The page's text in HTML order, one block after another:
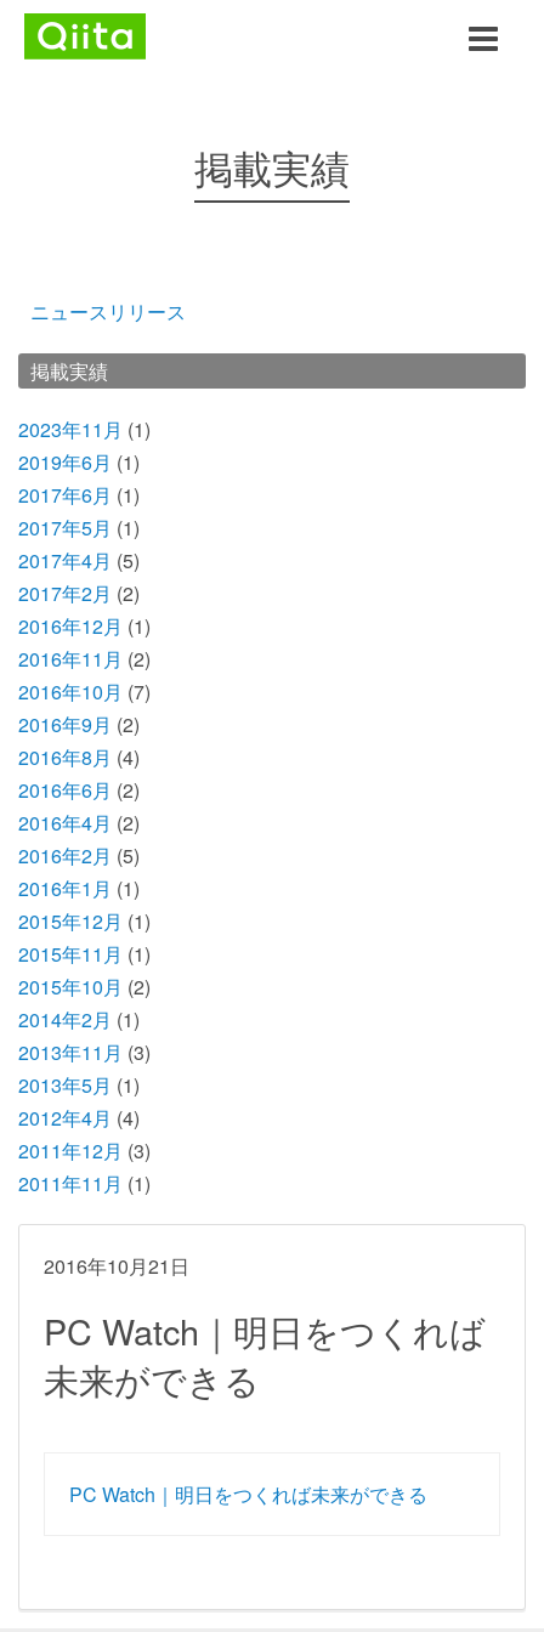
掲載実績
ニュースリリース
掲載実績
2023年11月 (1)
2019年6月 (1)
2017年6月 (1)
2017年5月 (1)
2017年4月 (5)
2017年2月 (2)
2016年12月 (1)
2016年11月 (2)
2016年10月 (7)
2016年9月 (2)
2016年8月 (4)
2016年6月 (2)
2016年4月 (2)
2016年2月 (5)
2016年1月 (1)
2015年12月 (1)
2015年11月 (1)
2015年10月 (2)
2014年2月 (1)
2013年11月 (3)
2013年5月 (1)
2012年4月 (4)
2011年12月 (3)
2011年11月 (1)
2016年10月21日
PC Watch｜明日をつくれば
未来ができる
PC Watch｜明日をつくれば未来ができる